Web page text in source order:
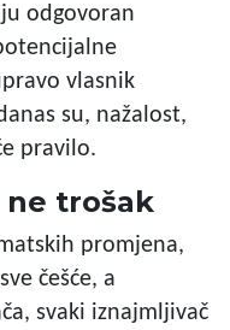
odgovoran
vlasnik
su, nažalost,
pravilo.
ne trošak
promjena,
češće, a
svaki iznajmljivač